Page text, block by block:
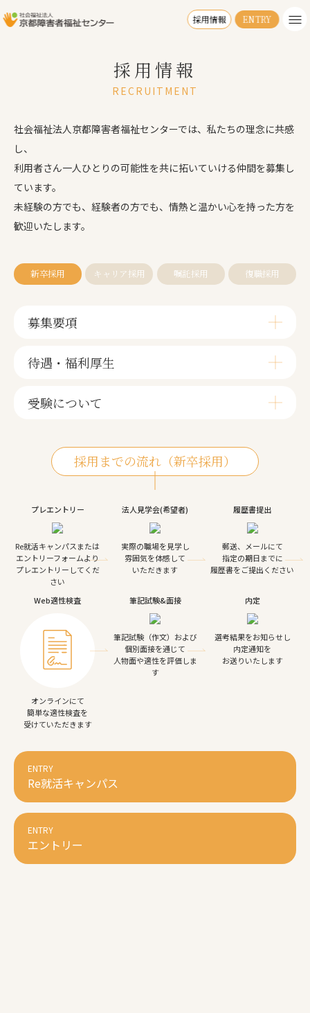
採用情報 ENTRY
採用情報
RECRUITMENT
社会福祉法人京都障害者福祉センターでは、私たちの理念に共感
し、
利用者さん一人ひとりの可能性を共に拓いていける仲間を募集し
ています。
未経験の方でも、経験者の方でも、情熱と温かい心を持った方を
歓迎いたします。
新卒採用 キャリア採用 嘱託採用 復職採用
募集要項
待遇・福利厚生
受験について
採用までの流れ（新卒採用）
プレエントリー
Re就活キャンパスまたは
エントリーフォームより
プレエントリーしてくだ
さい
法人見学会(希望者)
実際の職場を見学し
雰囲気を体感して
いただきます
履歴書提出
郵送、メールにて
指定の期日までに
履歴書をご提出ください
Web適性検査
オンラインにて
簡単な適性検査を
受けていただきます
筆記試験&面接
筆記試験（作文）および
個別面接を通じて
人物面や適性を評価しま
す
内定
選考結果をお知らせし
内定通知を
お送りいたします
ENTRY
Re就活キャンパス
ENTRY
エントリー